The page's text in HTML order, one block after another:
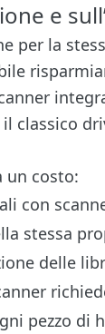
e
per la
classico
un costo:
con
stessa
delle
pezzo di